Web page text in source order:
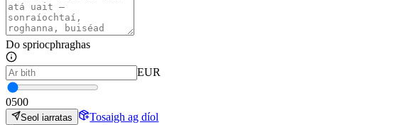
Do spriocphraghas
EUR
0500
Seol iarratas
Tosaigh ag díol